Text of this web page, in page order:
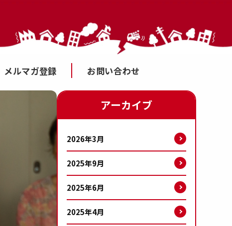
メルマガ登録 お問い合わせ
アーカイブ
2026年3月
2025年9月
2025年6月
2025年4月